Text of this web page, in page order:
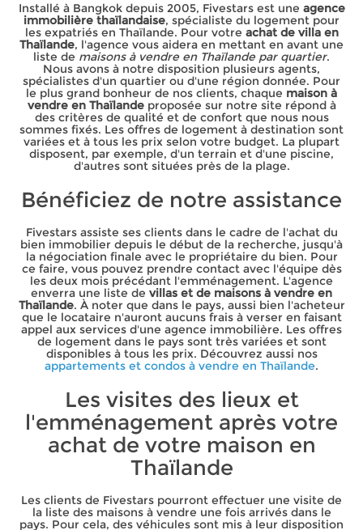
Installé à Bangkok depuis 2005, Fivestars est une agence
immobilière thaïlandaise, spécialiste du logement pour
les expatriés en Thaïlande. Pour votre achat de villa en
Thaïlande, l'agence vous aidera en mettant en avant une
liste de maisons à vendre en Thaïlande par quartier.
Nous avons à notre disposition plusieurs agents,
spécialistes d'un quartier ou d'une région donnée. Pour
le plus grand bonheur de nos clients, chaque maison à
vendre en Thaïlandeproposée sur notre site répond à
des critères de qualité et de confort que nous nous
sommes fixés. Les offres de logement à destination sont
variées et à tous les prix selon votre budget. La plupart
disposent, par exemple, d'un terrain et d'une piscine,
d'autres sont situées près de la plage.
Bénéficiez de notre assistance
Fivestars assiste ses clients dans le cadre de l'achat du
bien immobilier depuis le début de la recherche, jusqu'à
la négociation finale avec le propriétaire du bien. Pour
ce faire, vous pouvez prendre contact avec l'équipe dès
les deux mois précédant l'emménagement. L'agence
enverra une liste de villas et de maisons à vendre en
Thaïlande. À noter que dans le pays, aussi bien l'acheteur
que le locataire n'auront aucuns frais à verser en faisant
appel aux services d'une agence immobilière. Les offres
de logement dans le pays sont très variées et sont
disponibles à tous les prix. Découvrez aussi nos
appartements et condos à vendre en Thaïlande.
Les visites des lieux et
l'emménagement après votre
achat de votre maison en
Thaïlande
Les clients de Fivestars pourront effectuer une visite de
la liste des maisons à vendre une fois arrivés dans le
pays. Pour cela, des véhicules sont mis à leur disposition